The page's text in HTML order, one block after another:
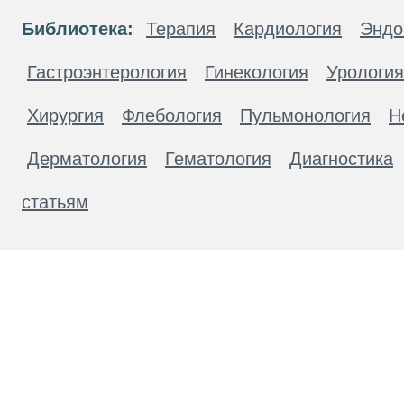
Библиотека: Терапия Кардиология
Гастроэнтерология Гинекология Урология
Хирургия Флебология Пульмонология
Дерматология Гематология Диагностика
статьям